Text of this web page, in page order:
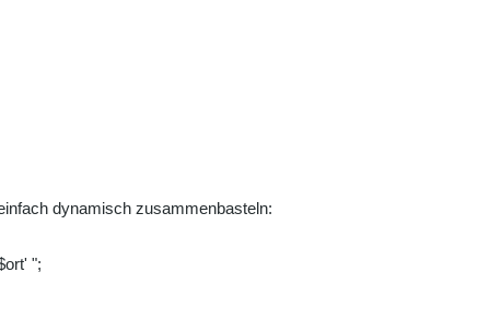
dynamisch zusammenbasteln:
";